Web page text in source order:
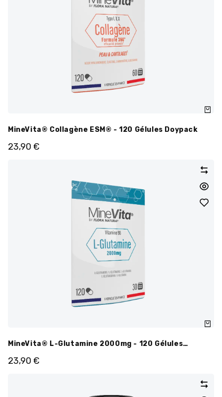
MineVita® Collagène ESM® - 120 Gélules Doypack
23,90 €
MineVita® L-Glutamine 2000mg - 120 Gélules
Doypack
23,90 €